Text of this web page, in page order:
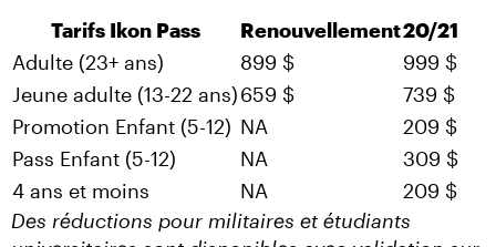
Tarifs Ikon Pass
Renouvellement20/21
Adulte (23+ ans)
899 $
999 $
Jeune adulte (13-22 ans)659 $
739 $
Promotion Enfant (5-12) NA
209 $
Pass Enfant (5-12)
NA
309 $
4 ans et moins
NA
209 $
Des réductions pour militaires et étudiants